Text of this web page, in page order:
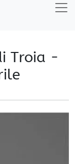
Troia -